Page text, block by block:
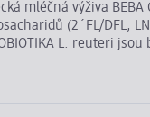
mléčná výživa
(2´FL/
L. reuteri